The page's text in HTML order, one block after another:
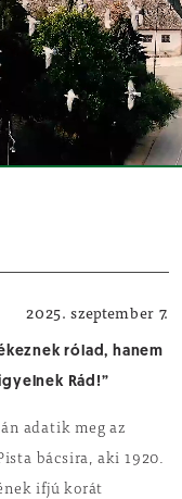
2025. szeptember 7.
rólad, hanem
Rád!”
adatik meg az
bácsira, aki 1920.
ifjú korát